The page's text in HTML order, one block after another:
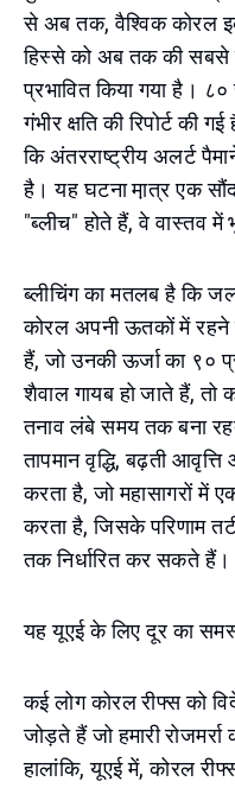
से अब तक, वैश्विक कोरल
हिस्से को अब तक की सबसे
प्रभावित किया गया है।
गंभीर क्षति की रिपोर्ट की
कि अंतरराष्ट्रीय अलर्ट
है। यह घटना मा़त्र एक
"ब्लीच" होते हैं, वे वास्तव में
ब्लीचिंग का मतलब है कि
कोरल अपनी ऊतकों में रहने
हैं, जो उनकी ऊर्जा का ९०
शैवाल गायब हो जाते हैं,
तनाव लंबे समय तक बना
तापमान वृद्धि, बढ़ती
करता है, जो महासागरों में
करता है, जिसके परिणाम
तक निर्धारित कर सकते हैं।
यह यूएई के लिए दूर का
कई लोग कोरल रीफ्स को
जोड़ते हैं जो हमारी
हालांकि, यूएई में, कोरल